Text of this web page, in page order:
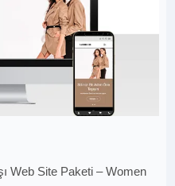
Web Site Paketi – Women